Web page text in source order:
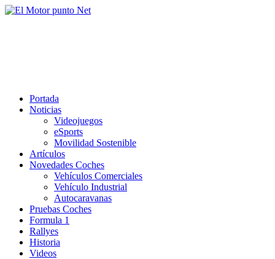
Saltar
Portada
Noticias
Videojuegos
eSports
Movilidad Sostenible
Artículos
Novedades Coches
Vehículos Comerciales
Vehículo Industrial
Autocaravanas
Pruebas Coches
Formula 1
Rallyes
Historia
Videos